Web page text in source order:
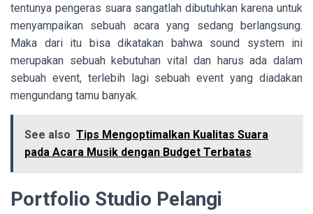
tentunya pengeras suara sangatlah dibutuhkan karena untuk
menyampaikan sebuah acara yang sedang berlangsung.
Maka dari itu bisa dikatakan bahwa sound system ini
merupakan sebuah kebutuhan vital dan harus ada dalam
sebuah event, terlebih lagi sebuah event yang diadakan
mengundang tamu banyak.
See also Tips Mengoptimalkan Kualitas Suara
pada Acara Musik dengan Budget Terbatas
Portfolio Studio Pelangi